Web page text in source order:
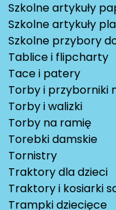
Szkolne artykuły
Szkolne artykuły
Szkolne przybory
Tablice i flipcharty
Tace i patery
Torby i przyborniki
Torby i walizki
Torby na ramię
Torebki damskie
Tornistry
Traktory dla dzieci
Traktory i kosiarki
Trampki dziecięce